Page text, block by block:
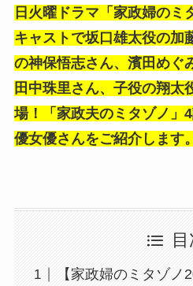
日火曜ドラマ「家政婦のミ
キャストで坂口雄太役の加
の神保悟志さん、濱田めぐ
田中珠里さん、子役の翔太
場！「家政夫のミタゾノ」
優女優さんをご紹介します。
【家政婦のミタゾノ